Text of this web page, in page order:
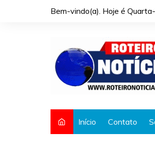
Bem-vindo(a). Hoje é
Início Contato